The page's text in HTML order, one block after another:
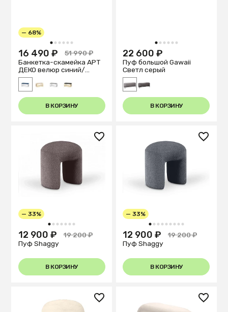
1 2 3 4 5 6
— 68%
16 490 ₽
51 990 ₽
Банкетка-скамейка АРТ
ДЕКО велюр синий/
серебро
В КОРЗИНУ
1 2 3 4 5 6
22 600 ₽
Пуф большой Gawaii
Светл серый
В КОРЗИНУ
1 2 3 4 5 6 7
— 33%
12 900 ₽
19 200 ₽
Пуф Shaggy
В КОРЗИНУ
1 2 3 4 5 6 7 8 9
— 33%
12 900 ₽
19 200 ₽
Пуф Shaggy
В КОРЗИНУ